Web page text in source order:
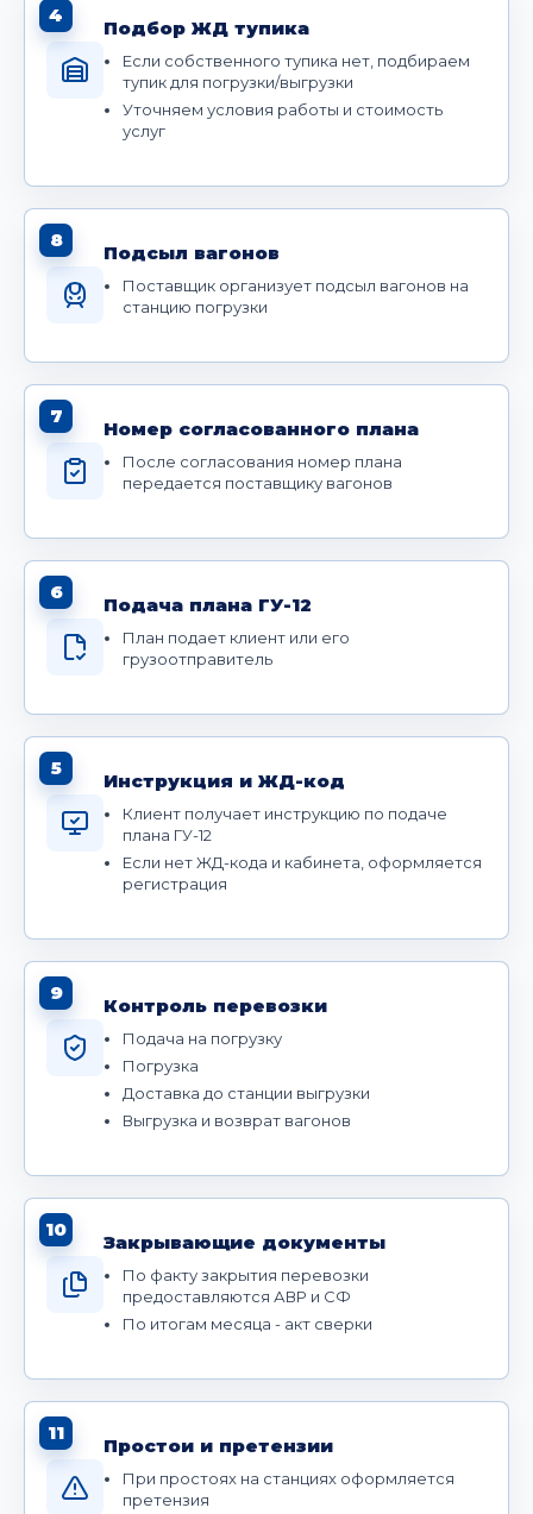
4
Подбор ЖД тупика
Если собственного тупика нет, подбираем
тупик для погрузки/выгрузки
Уточняем условия работы и стоимость
услуг
8
Подсыл вагонов
Поставщик организует подсыл вагонов на
станцию погрузки
7
Номер согласованного плана
После согласования номер плана
передается поставщику вагонов
6
Подача плана ГУ-12
План подает клиент или его
грузоотправитель
5
Инструкция и ЖД-код
Клиент получает инструкцию по подаче
плана ГУ-12
Если нет ЖД-кода и кабинета, оформляется
регистрация
9
Контроль перевозки
Подача на погрузку
Погрузка
Доставка до станции выгрузки
Выгрузка и возврат вагонов
10
Закрывающие документы
По факту закрытия перевозки
предоставляются АВР и СФ
По итогам месяца - акт сверки
11
Простои и претензии
При простоях на станциях оформляется
претензия